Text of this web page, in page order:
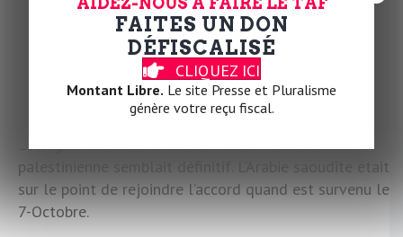
c’était le premier mandat, a poussé son avantage en
amenant les Émirats arabes unis, Bahrein, puis le
Maroc et le Soudan, à ratifier les accords d’Abraham
avec Israël. La même normalisation que les pays
arabes avaient proposée en 2002, mais sans la
moindre condition au profit des Palestiniens.
L’allégeance était totale et l’abandon de la cause
palestinienne semblait définitif. L’Arabie saoudite était
sur le point de rejoindre l’accord quand est survenu le
7-Octobre.
FAITES UN DON
DÉFISCALISÉ
CLIQUEZ ICI
Montant Libre. Le site Presse et Pluralisme
génère votre reçu fiscal.